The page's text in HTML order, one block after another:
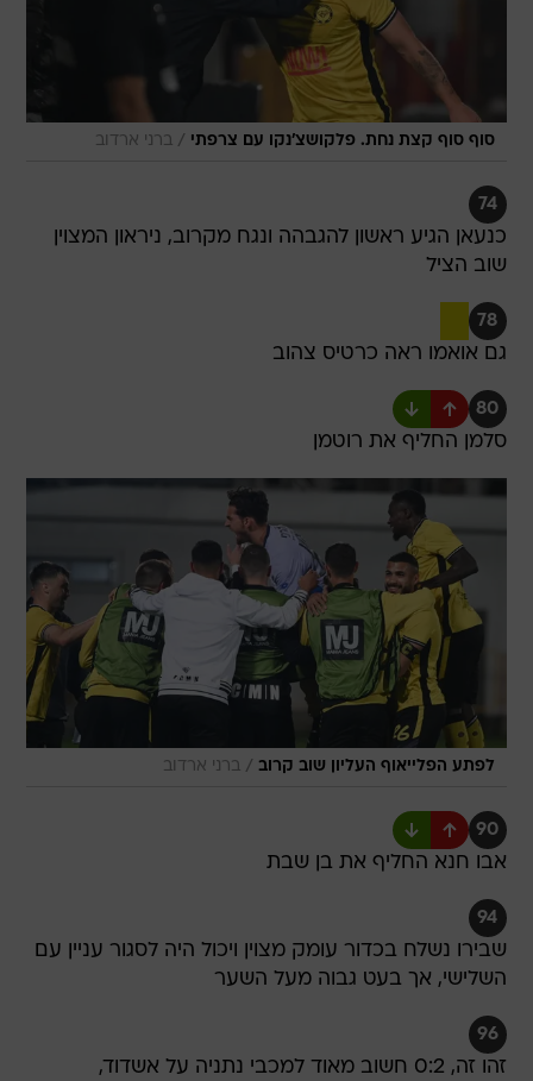
סוף סוף קצת נחת. פלקושצ'נקו עם צרפתי / ברני ארדוב
74
כנעאן הגיע ראשון להגבהה ונגח מקרוב, ניראון המצוין
שוב הציל
78
גם אואמו ראה כרטיס צהוב
80
סלמן החליף את רוטמן
לפתע הפלייאוף העליון שוב קרוב / ברני ארדוב
90
אבו חנא החליף את בן שבת
94
שבירו נשלח בכדור עומק מצוין ויכול היה לסגור עניין עם
השלישי, אך בעט גבוה מעל השער
96
זהו זה, 0:2 חשוב מאוד למכבי נתניה על אשדוד,